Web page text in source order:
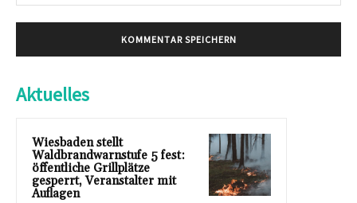
Aktuelles
Wiesbaden stellt
Waldbrandwarnstufe 5 fest:
öffentliche Grillplätze
gesperrt, Veranstalter mit
Auflagen